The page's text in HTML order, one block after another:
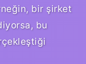
bir şirket
bu